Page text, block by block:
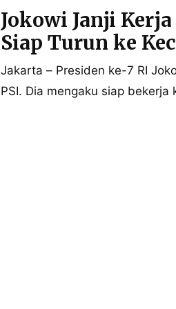
Jokowi Janji
Siap Turun ke
Jakarta – Presiden ke-7 RI
PSI. Dia mengaku siap